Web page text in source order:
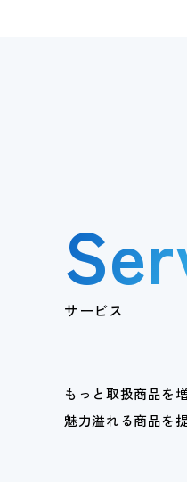
サービス
もっと取扱商品を
魅力溢れる商品を